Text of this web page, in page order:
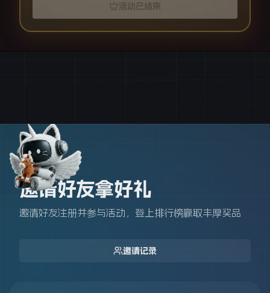
活动已结束
邀请好友拿好礼
邀请好友注册并参与活动，登上排行榜赢取丰厚奖品
邀请记录